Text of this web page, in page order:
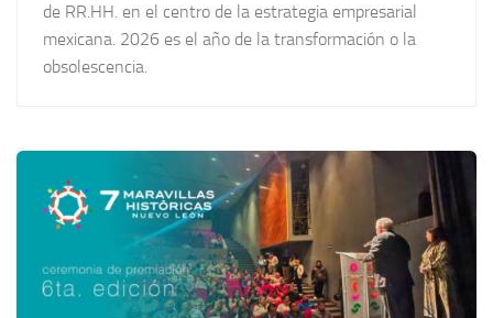
de RR.HH. en el centro de la estrategia empresarial
mexicana. 2026 es el año de la transformación o la
obsolescencia.